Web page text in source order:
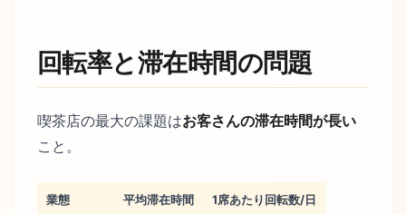
回転率と滞在時間の問題
喫茶店の最大の課題はお客さんの滞在時間が長い
こと。
業態 平均滞在時間 1席あたり回転数/日